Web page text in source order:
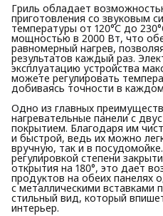
Гриль обладает
приготовления со звуковым
температуры от 120°С до
мощностью в 2000 Вт, что
равномерный нагрев,
результатов каждый раз.
эксплуатацию устройства
можете регулировать
добиваясь точности в
Одно из главных
нагревательные панели с
покрытием. Благодаря им
и быстрой, ведь их можно
вручную, так и в
регулировкой степени
открытия на 180°, это дает
продуктов на обеих панелях
с металлическими вставками
стильный вид, который
интерьер.